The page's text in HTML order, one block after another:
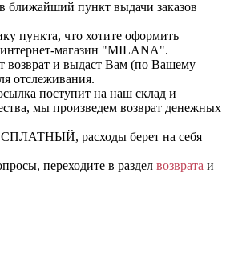
ближайший пункт выдачи заказов
пункта, что хотите оформить
интернет-магазин "MILANA".
возврат и выдаст Вам (по Вашему
отслеживания.
поступит на наш склад и
мы произведем возврат денежных
расходы берет на себя
переходите в раздел возврата и